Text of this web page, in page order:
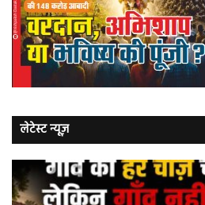
लेटेस्ट न्यूज़